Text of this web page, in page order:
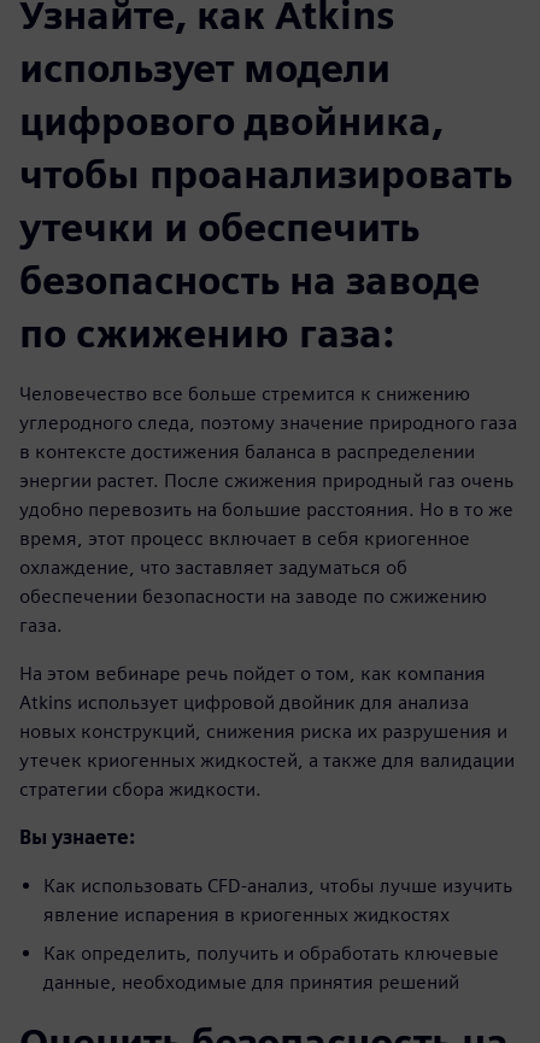
Узнайте, как Atkins
использует модели
цифрового двойника,
чтобы проанализировать
утечки и обеспечить
безопасность на заводе
по сжижению газа:
Человечество все больше стремится к снижению
углеродного следа, поэтому значение природного газа
в контексте достижения баланса в распределении
энергии растет. После сжижения природный газ очень
удобно перевозить на большие расстояния. Но в то же
время, этот процесс включает в себя криогенное
охлаждение, что заставляет задуматься об
обеспечении безопасности на заводе по сжижению
газа.
На этом вебинаре речь пойдет о том, как компания
Atkins использует цифровой двойник для анализа
новых конструкций, снижения риска их разрушения и
утечек криогенных жидкостей, а также для валидации
стратегии сбора жидкости.
Вы узнаете:
Как использовать CFD-анализ, чтобы лучше изучить
явление испарения в криогенных жидкостях
Как определить, получить и обработать ключевые
данные, необходимые для принятия решений